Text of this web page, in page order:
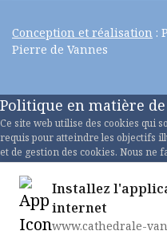
Conception et réalisation :
Pierre de Vannes
Politique en matière
Ce site web utilise des cookies qui
requis pour atteindre les objectifs
et de gestion des cookies. Nous ne
acceptant ceci OU en faisant
vous acceptez notre politique de
Politique de
Installez
internet
www.cathedrale-